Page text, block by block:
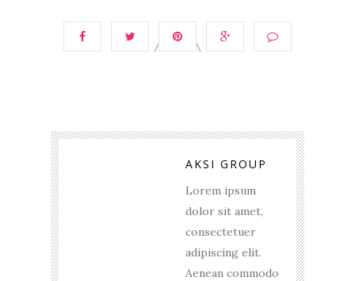
AKSI GROUP
Lorem ipsum
dolor sit amet,
consectetuer
adipiscing elit.
Aenean commodo